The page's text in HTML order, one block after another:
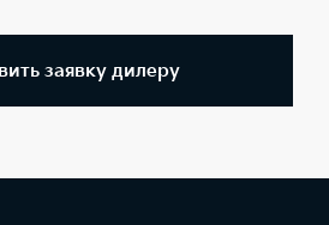
заявку дилеру